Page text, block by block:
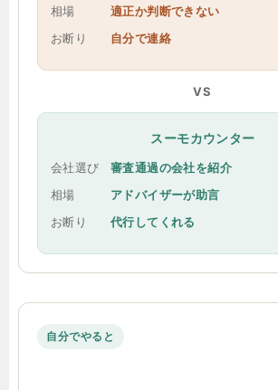
相場
適正か判断できない
お断り
自分で連絡
VS
スーモカウンター
会社選び
審査通過の会社を紹介
相場
アドバイザーが助言
お断り
代行してくれる
自分でやると